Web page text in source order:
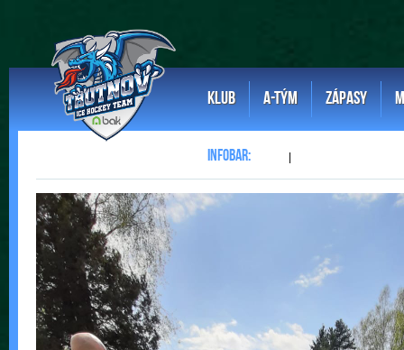
KLUB A-TÝM ZÁPASY